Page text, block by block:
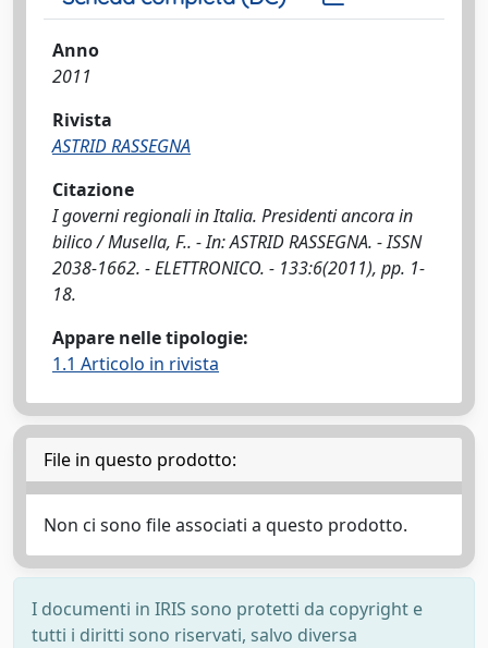
Anno
2011
Rivista
ASTRID RASSEGNA
Citazione
I governi regionali in Italia. Presidenti ancora in
bilico / Musella, F.. - In: ASTRID RASSEGNA. - ISSN
2038-1662. - ELETTRONICO. - 133:6(2011), pp. 1-
18.
Appare nelle tipologie:
1.1 Articolo in rivista
File in questo prodotto:
Non ci sono file associati a questo prodotto.
I documenti in IRIS sono protetti da copyright e
tutti i diritti sono riservati, salvo diversa